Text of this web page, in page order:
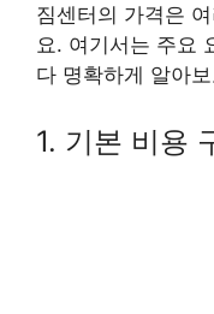
짐센터의 가격은
요. 여기서는 주요
다 명확하게 알아
1. 기본 비용